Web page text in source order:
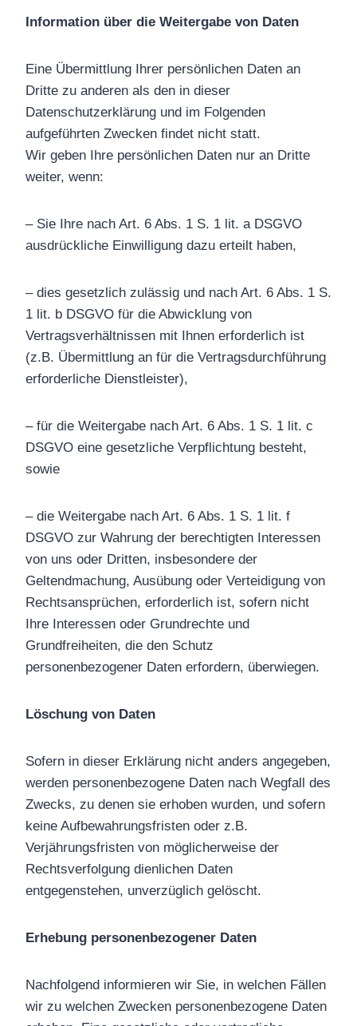
Information über die Weitergabe von Daten
Eine Übermittlung Ihrer persönlichen Daten an
Dritte zu anderen als den in dieser
Datenschutzerklärung und im Folgenden
aufgeführten Zwecken findet nicht statt.
Wir geben Ihre persönlichen Daten nur an Dritte
weiter, wenn:
– Sie Ihre nach Art. 6 Abs. 1 S. 1 lit. a DSGVO
ausdrückliche Einwilligung dazu erteilt haben,
– dies gesetzlich zulässig und nach Art. 6 Abs. 1 S.
1 lit. b DSGVO für die Abwicklung von
Vertragsverhältnissen mit Ihnen erforderlich ist
(z.B. Übermittlung an für die Vertragsdurchführung
erforderliche Dienstleister),
– für die Weitergabe nach Art. 6 Abs. 1 S. 1 lit. c
DSGVO eine gesetzliche Verpflichtung besteht,
sowie
– die Weitergabe nach Art. 6 Abs. 1 S. 1 lit. f
DSGVO zur Wahrung der berechtigten Interessen
von uns oder Dritten, insbesondere der
Geltendmachung, Ausübung oder Verteidigung von
Rechtsansprüchen, erforderlich ist, sofern nicht
Ihre Interessen oder Grundrechte und
Grundfreiheiten, die den Schutz
personenbezogener Daten erfordern, überwiegen.
Löschung von Daten
Sofern in dieser Erklärung nicht anders angegeben,
werden personenbezogene Daten nach Wegfall des
Zwecks, zu denen sie erhoben wurden, und sofern
keine Aufbewahrungsfristen oder z.B.
Verjährungsfristen von möglicherweise der
Rechtsverfolgung dienlichen Daten
entgegenstehen, unverzüglich gelöscht.
Erhebung personenbezogener Daten
Nachfolgend informieren wir Sie, in welchen Fällen
wir zu welchen Zwecken personenbezogene Daten